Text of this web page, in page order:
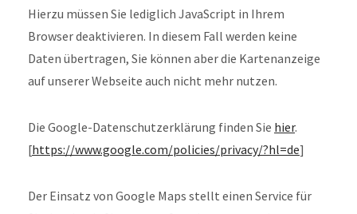
Hierzu müssen Sie lediglich JavaScript in Ihrem
Browser deaktivieren. In diesem Fall werden keine
Daten übertragen, Sie können aber die Kartenanzeige
auf unserer Webseite auch nicht mehr nutzen.
Die Google-Datenschutzerklärung finden Sie hier.
[https://www.google.com/policies/privacy/?hl=de]
Der Einsatz von Google Maps stellt einen Service für